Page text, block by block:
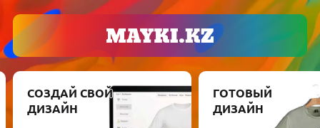
СОЗДАЙ СВОЙ
ДИЗАЙН
ГОТОВЫЙ
ДИЗАЙН